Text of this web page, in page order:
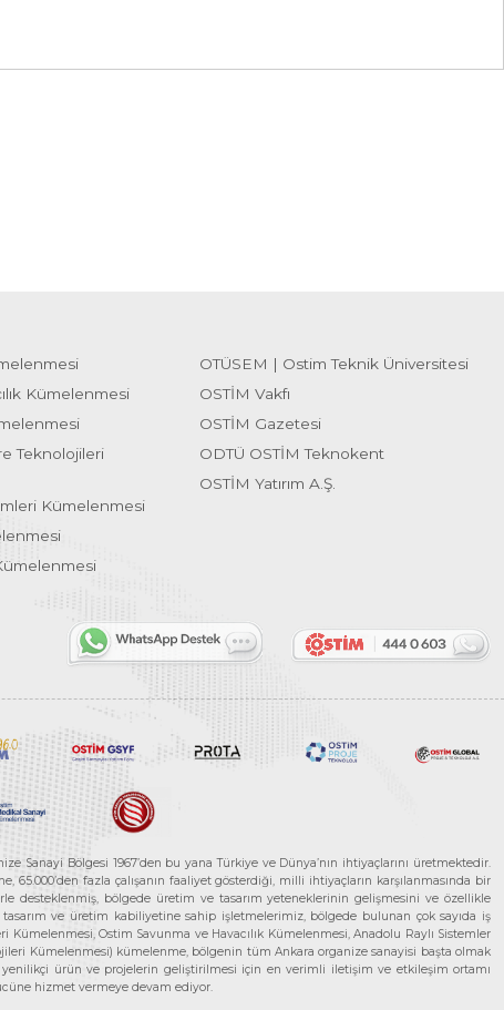
Kümelenmesi
Teknolojileri
Kümelenmesi
OTÜSEM | Ostim Teknik Üniversitesi
OSTİM Vakfı
OSTİM Gazetesi
ODTÜ OSTİM Teknokent
OSTİM Yatırım A.Ş.
Sanayi Bölgesi 1967’den bu yana Türkiye ve Dünya’nın ihtiyaçlarını üretmektedir.
fazla çalışanın faaliyet gösterdiği, milli ihtiyaçların karşılanmasında bir
desteklenmiş, bölgede üretim ve tasarım yeteneklerinin gelişmesini ve özellikle
ve üretim kabiliyetine sahip işletmelerimiz, bölgede bulunan çok sayıda iş
Kümelenmesi, Ostim Savunma ve Havacılık Kümelenmesi, Anadolu Raylı Sistemler
Kümelenmesi) kümelenme, bölgenin tüm Ankara organize sanayisi başta olmak
ürün ve projelerin geliştirilmesi için en verimli iletişim ve etkileşim ortamı
hizmet vermeye devam ediyor.